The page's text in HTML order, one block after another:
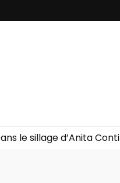
le sillage d’Anita Conti